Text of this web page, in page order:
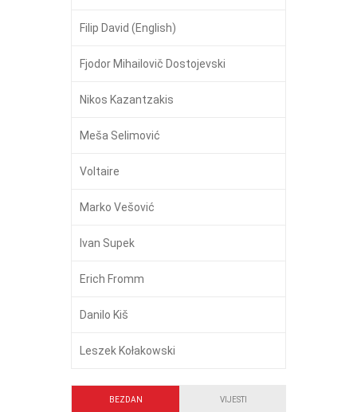
Filip David (English)
Fjodor Mihailovič Dostojevski
Nikos Kazantzakis
Meša Selimović
Voltaire
Marko Vešović
Ivan Supek
Erich Fromm
Danilo Kiš
Leszek Kołakowski
BEZDAN VIJESTI